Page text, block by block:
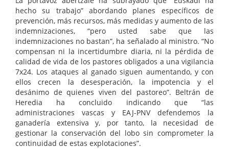
hecho su trabajo” abordando planes específicos de
prevención, más recursos, más medidas y aumento de las
indemnizaciones, “pero usted sabe que las
indemnizaciones no bastan”, ha señalado al ministro. “No
compensan ni la incertidumbre diaria, ni la pérdida de
calidad de vida de los pastores obligados a una vigilancia
7x24. Los ataques al ganado siguen aumentando, y con
ellos crecen la desesperación, la impotencia y el
desánimo de quienes viven del pastoreo”. Beltrán de
Heredia ha concluido indicando que “las
administraciones vascas y EAJ-PNV defendemos la
ganadería extensiva y, por tanto, la necesidad de
gestionar la conservación del lobo sin comprometer la
continuidad de estas explotaciones”.